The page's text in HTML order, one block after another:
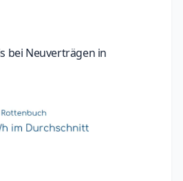
bei Neuverträgen in